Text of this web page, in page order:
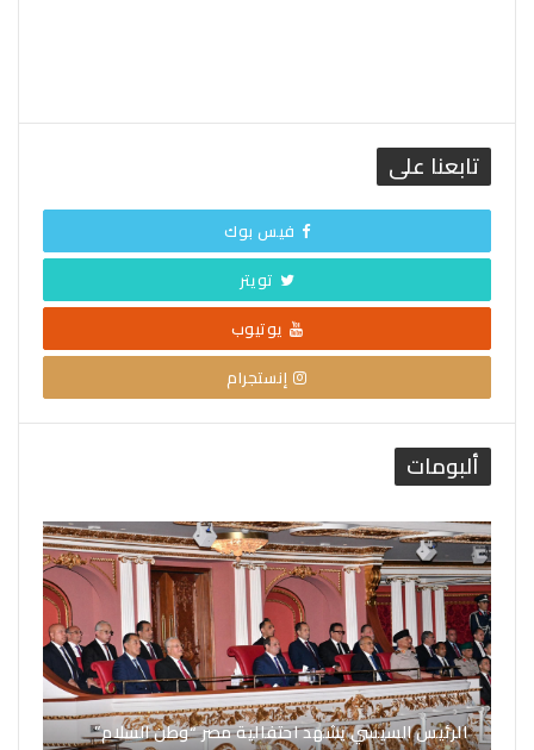
تابعنا على
فيس بوك
تويتر
يوتيوب
إنستجرام
ألبومات
الرئيس السيسي يشهد احتفالية مصر “وطن السلام”